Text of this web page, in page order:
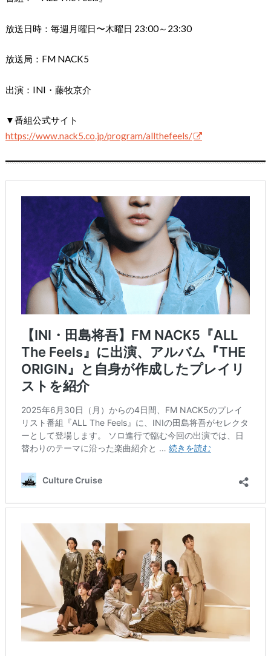
放送日時：毎週月曜日〜木曜日 23:00～23:30
放送局：FM NACK5
出演：INI・藤牧京介
▼番組公式サイト
https://www.nack5.co.jp/program/allthefeels/